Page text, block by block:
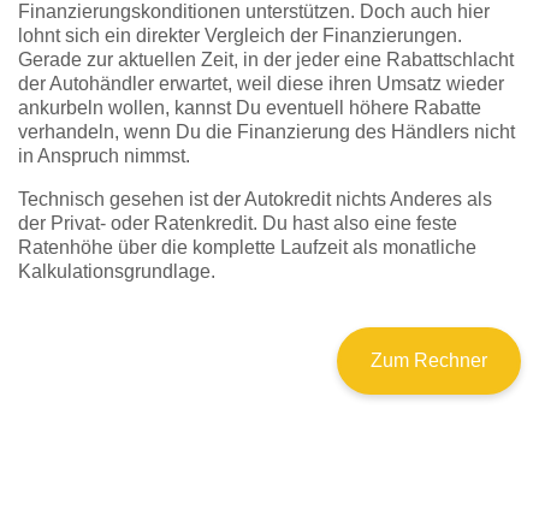
Finanzierungskonditionen unterstützen. Doch auch hier
lohnt sich ein direkter Vergleich der Finanzierungen.
Gerade zur aktuellen Zeit, in der jeder eine Rabattschlacht
der Autohändler erwartet, weil diese ihren Umsatz wieder
ankurbeln wollen, kannst Du eventuell höhere Rabatte
verhandeln, wenn Du die Finanzierung des Händlers nicht
in Anspruch nimmst.
Technisch gesehen ist der Autokredit nichts Anderes als
der Privat- oder Ratenkredit. Du hast also eine feste
Ratenhöhe über die komplette Laufzeit als monatliche
Kalkulationsgrundlage.
Zum Rechner